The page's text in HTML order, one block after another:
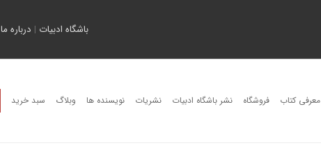
باشگاه ادبیات | درباره ما
معرفی کتاب فروشگاه نشر باشگاه ادبیات نشریات نویسنده ها وبلاگ سبد خرید